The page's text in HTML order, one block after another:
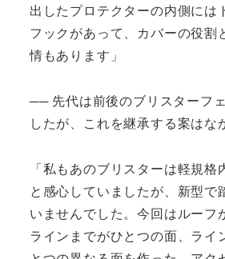
出したプロテクターの内側には
フックがあって、カバーの役割
情もあります」
── 先代は前後のブリスターフ
したが、これを継承する案はな
「私もあのブリスターは軽規
と感心していましたが、新型で
いませんでした。今回はルーフ
ラインまでがひとつの面、ライ